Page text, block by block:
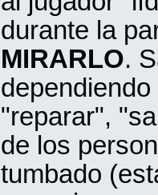
durante la
MIRARLO.
"reparar",
de los
tumbado